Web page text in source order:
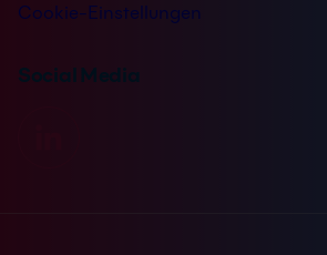
Cookie-Einstellungen
Social Media